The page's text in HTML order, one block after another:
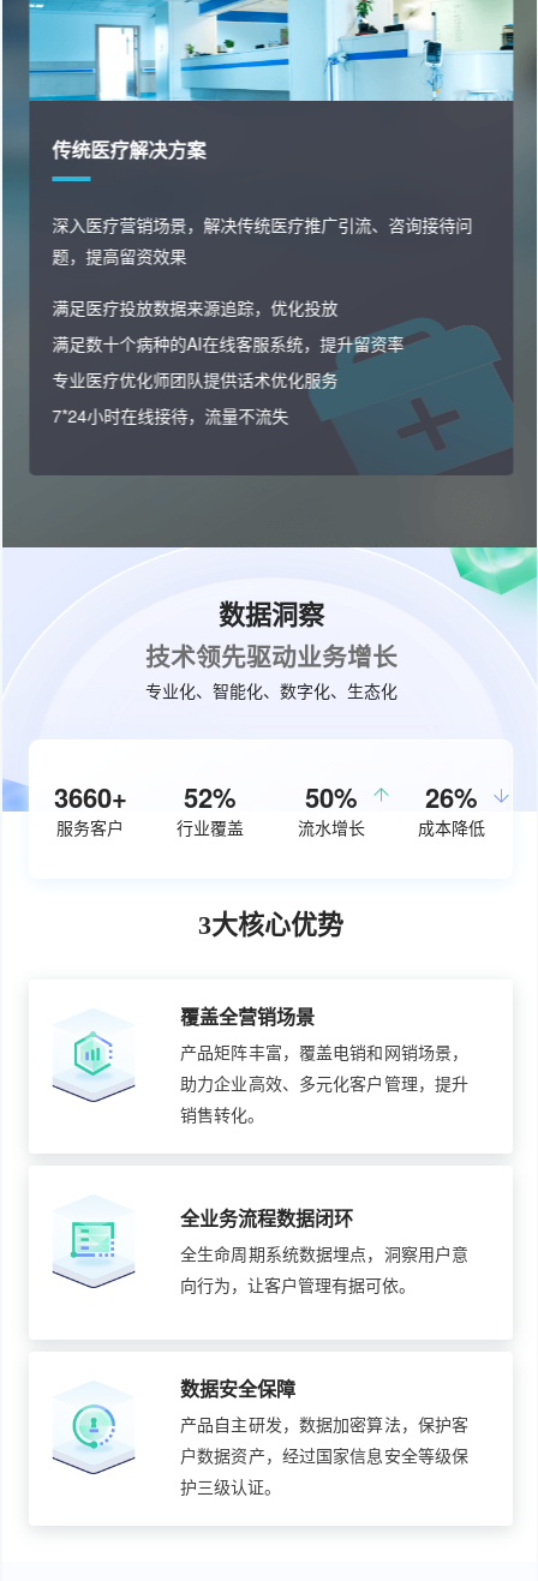
消费医疗解决方案
快速私域沉淀，精准用户画像分析，洞察潜客痛点高效邀
约转化，业绩增长
精准筛选优质投放渠道，让线索更精准
线索分配，网销沉淀私域，电销跟进邀约
多种私域运营玩法，激活转化，催化复购
用户全流程行为洞察与分析
数据洞察
技术领先驱动业务增长
专业化、智能化、数字化、生态化
4490+
服务客户
60%
行业覆盖
50%
流水增长
30%
成本降低
3大核心优势
覆盖全营销场景
产品矩阵丰富，覆盖电销和网销场景，
助力企业高效、多元化客户管理，提升
销售转化。
全业务流程数据闭环
全生命周期系统数据埋点，洞察用户意
向行为，让客户管理有据可依。
数据安全保障
产品自主研发，数据加密算法，保护客
户数据资产，经过国家信息安全等级保
护三级认证。